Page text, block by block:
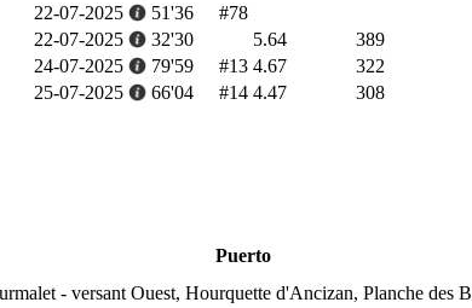
22-07-2025 51'36
#78
22-07-2025 32'30 5.64
389
24-07-2025 79'59 #13 4.67
322
25-07-2025 66'04 #14 4.47 308
Puerto
- versant Ouest, Hourquette d'Ancizan, Planche des